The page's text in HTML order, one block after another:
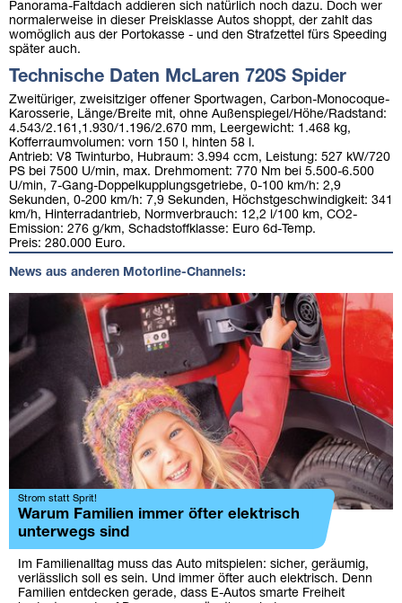
Panorama-Faltdach addieren sich natürlich noch dazu. Doch wer
normalerweise in dieser Preisklasse Autos shoppt, der zahlt das
womöglich aus der Portokasse - und den Strafzettel fürs Speeding
später auch.
Technische Daten McLaren 720S Spider
Zweitüriger, zweisitziger offener Sportwagen, Carbon-Monocoque-
Karosserie, Länge/Breite mit, ohne Außenspiegel/Höhe/Radstand:
4.543/2.161,1.930/1.196/2.670 mm, Leergewicht: 1.468 kg,
Kofferraumvolumen: vorn 150 l, hinten 58 l.
Antrieb: V8 Twinturbo, Hubraum: 3.994 ccm, Leistung: 527 kW/720
PS bei 7500 U/min, max. Drehmoment: 770 Nm bei 5.500-6.500
U/min, 7-Gang-Doppelkupplungsgetriebe, 0-100 km/h: 2,9
Sekunden, 0-200 km/h: 7,9 Sekunden, Höchstgeschwindigkeit: 341
km/h, Hinterradantrieb, Normverbrauch: 12,2 l/100 km, CO2-
Emission: 276 g/km, Schadstoffklasse: Euro 6d-Temp.
Preis: 280.000 Euro.
News aus anderen Motorline-Channels:
Strom statt Sprit!
Warum Familien immer öfter elektrisch
unterwegs sind
Im Familienalltag muss das Auto mitspielen: sicher, geräumig,
verlässlich soll es sein. Und immer öfter auch elektrisch. Denn
Familien entdecken gerade, dass E-Autos smarte Freiheit